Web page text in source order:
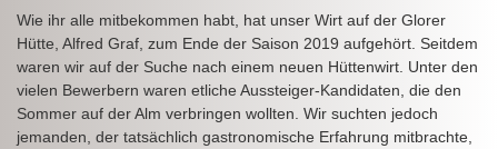
Wie ihr alle mitbekommen habt, hat unser Wirt auf der Glorer
Hütte, Alfred Graf, zum Ende der Saison 2019 aufgehört. Seitdem
waren wir auf der Suche nach einem neuen Hüttenwirt. Unter den
vielen Bewerbern waren etliche Aussteiger-Kandidaten, die den
Sommer auf der Alm verbringen wollten. Wir suchten jedoch
jemanden, der tatsächlich gastronomische Erfahrung mitbrachte,